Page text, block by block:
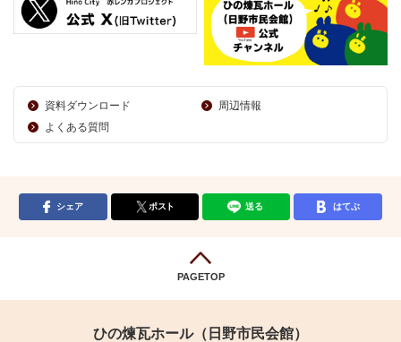
資料ダウンロード
周辺情報
よくある質問
シェア ポスト 送る はてぶ
PAGETOP
ひの煉瓦ホール（日野市民会館）